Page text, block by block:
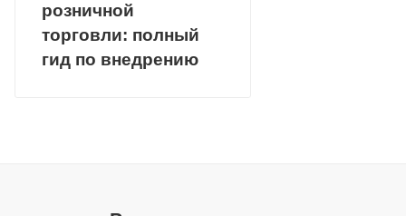
розничной
торговли: полный
гид по внедрению